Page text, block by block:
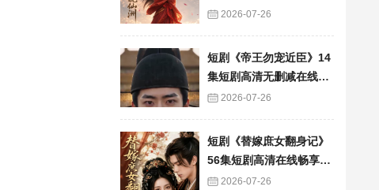
完整版资源
2026-07-26
短剧《帝王勿宠近臣》14
集短剧高清无删减在线观
看 2026-07-26
短剧《替嫁庶女翻身记》
56集短剧高清在线畅享全
集 2026-07-26